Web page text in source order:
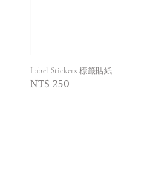
Label Stickers 標籤貼紙
Regular
NT$ 250